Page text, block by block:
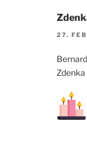
27.
Zdenka